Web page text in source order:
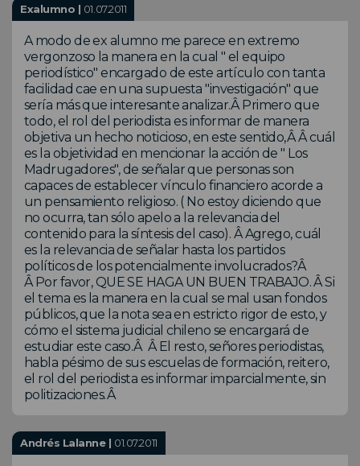
Exalumno | 01.07.2011
A modo de ex alumno me parece en extremo
vergonzoso la manera en la cual " el equipo
periodístico" encargado de este artículo con tanta
facilidad cae en una supuesta "investigación" que
sería más que interesante analizar.Â Primero que
todo, el rol del periodista es informar de manera
objetiva un hecho noticioso, en este sentido,Â Â cuál
es la objetividad en mencionar la acción de " Los
Madrugadores", de señalar que personas son
capaces de establecer vínculo financiero acorde a
un pensamiento religioso. ( No estoy diciendo que
no ocurra, tan sólo apelo a la relevancia del
contenido para la síntesis del caso). Â Agrego, cuál
es la relevancia de señalar hasta los partidos
políticos de los potencialmente involucrados?Â
Â Por favor, QUE SE HAGA UN BUEN TRABAJO. Â Si
el tema es la manera en la cual se mal usan fondos
públicos, que la nota sea en estricto rigor de esto, y
cómo el sistema judicial chileno se encargará de
estudiar este caso.Â Â El resto, señores periodistas,
habla pésimo de sus escuelas de formación, reitero,
el rol del periodista es informar imparcialmente, sin
politizaciones.Â
Andrés Lalanne | 01.07.2011